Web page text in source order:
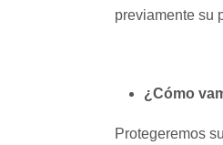
previamente su
¿Cómo
Protegeremos